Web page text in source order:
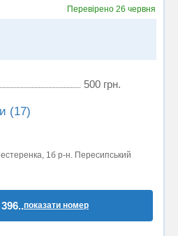
Перевірено26 червня
500 грн.
(17)
1б р-н. Пересипський
показати номер